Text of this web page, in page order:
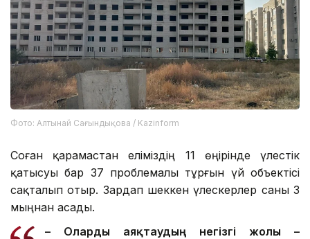
Фото: Алтынай Сағындықова / Kazinform
Соған қарамастан еліміздің 11 өңірінде үлестік
қатысуы бар 37 проблемалы тұрғын үй объектісі
сақталып отыр. Зардап шеккен үлескерлер саны 3
мыңнан асады.
– Оларды аяқтаудың негізгі жолы –